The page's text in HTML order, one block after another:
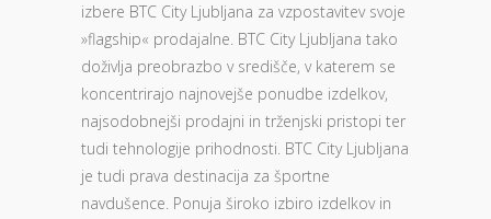
izbere BTC City Ljubljana za vzpostavitev svoje
»flagship« prodajalne. BTC City Ljubljana tako
doživlja preobrazbo v središče, v katerem se
koncentrirajo najnovejše ponudbe izdelkov,
najsodobnejši prodajni in trženjski pristopi ter
tudi tehnologije prihodnosti. BTC City Ljubljana
je tudi prava destinacija za športne
navdušence. Ponuja široko izbiro izdelkov in